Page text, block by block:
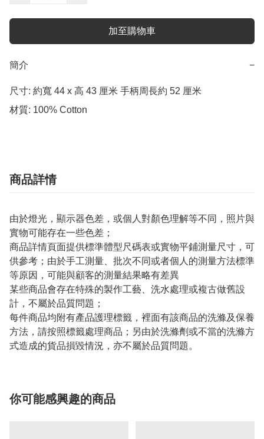
加至購物車
簡介 −
尺寸: 約寬 44 x 高 43 厘米 手柄周長約 52 厘米
材質: 100% Cotton
商品詳情
由於燈光，顯示器色差，或個人對顏色理解等不同，照片與
實物可能存在一些色差；
商品詳情頁面提供標準體型尺碼表或實物平鋪測量尺寸，可
供參考；由於手工測量、批次不同或者個人的測量方法標準
等原因，可能與顧客的測量結果略有差異
某些商品會存在特殊的製作工藝、洗水處理或複古做舊設
計，不屬於品質問題；
每件商品均附有產品護理標籤，裡面有該商品的洗滌及保養
方法，請按照標籤處理商品；另由於洗滌劑或不當的洗滌方
式造成的貨品損毀情況，亦不屬於品質問題。
你可能感興趣的商品